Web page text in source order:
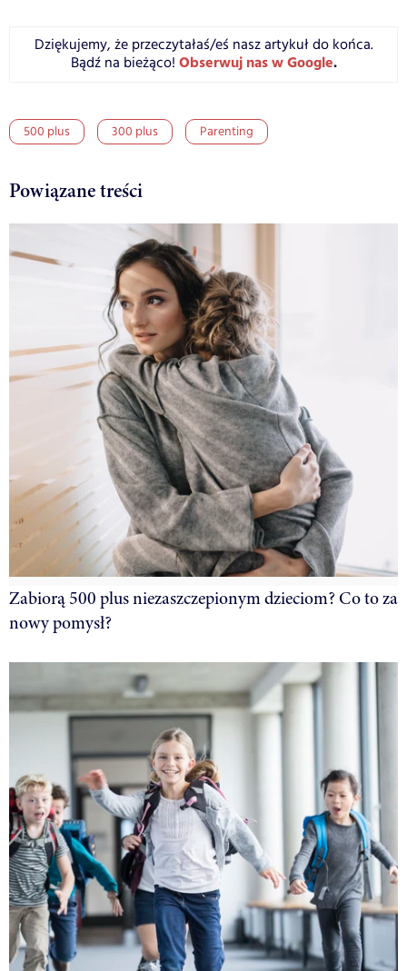
Dziękujemy, że przeczytałaś/eś nasz artykuł do końca.
Bądź na bieżąco! Obserwuj nas w Google.
500 plus 300 plus Parenting
Powiązane treści
Zabiorą 500 plus niezaszczepionym dzieciom? Co to za
nowy pomysł?